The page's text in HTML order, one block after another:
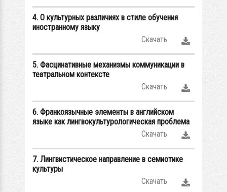
4. О культурных различиях в стиле обучения
иностранному языку
Скачать
5. Фасцинативные механизмы коммуникации в
театральном контексте
Скачать
6. Франкоязычные элементы в английском
языке как лингвокультурологическая проблема
Скачать
7. Лингвистическое направление в семиотике
культуры
Скачать